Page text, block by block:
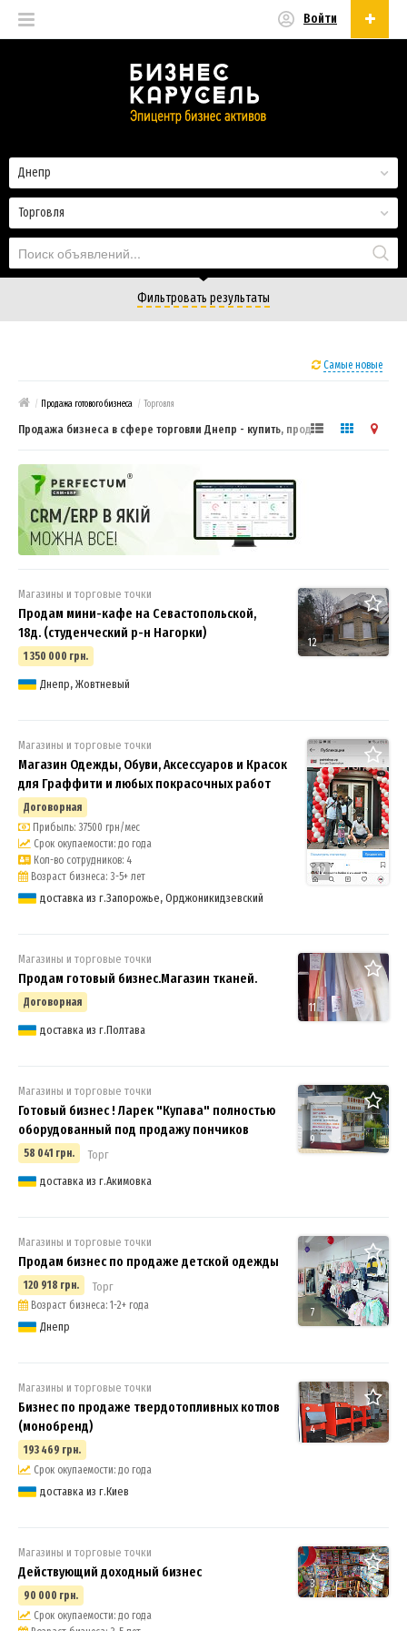
Войти
Торговля
Днепр
Фильтровать результаты
Самые новые
/ Продажа готового бизнеса / Торговля
Продажа бизнеса в сфере торговли Днепр - купить, продать готовый
12
Магазины и торговые точки
Продам мини-кафе на Севастопольской,
18д. (студенческий р-н Нагорки)
1 350 000 грн.
Днепр, Жовтневый
12
Магазины и торговые точки
Магазин Одежды, Обуви, Аксессуаров и Красок
для Граффити и любых покрасочных работ
Договорная
Прибыль: 37500 грн/мес
Срок окупаемости: до года
Кол-во сотрудников: 4
Возраст бизнеса: 3-5+ лет
доставка из г.Запорожье, Орджоникидзевский
11
Магазины и торговые точки
Продам готовый бизнес.Магазин тканей.
Договорная
доставка из г.Полтава
9
Магазины и торговые точки
Готовый бизнес ! Ларек "Купава" полностью
оборудованный под продажу пончиков
58 041 грн.
Торг
доставка из г.Акимовка
7
Магазины и торговые точки
Продам бизнес по продаже детской одежды
120 918 грн. Торг
Возраст бизнеса: 1-2+ года
Днепр
4
Магазины и торговые точки
Бизнес по продаже твердотопливных котлов
(монобренд)
193 469 грн.
Срок окупаемости: до года
доставка из г.Киев
3
Магазины и торговые точки
Действующий доходный бизнес
90 000 грн.
Срок окупаемости: до года